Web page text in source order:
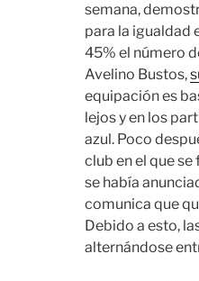
semana,
para la igualdad
45% el número
Avelino Bustos,
equipación es
lejos y en los
azul. Poco
club en el que
se había
comunica que
Debido a esto,
alternándose